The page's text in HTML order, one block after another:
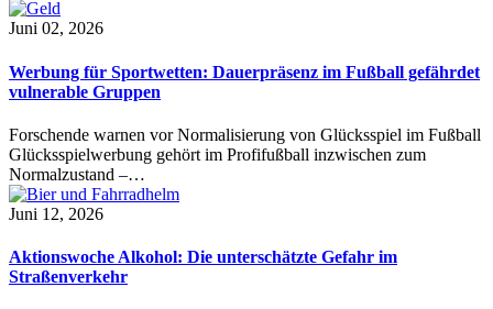
Juni 02, 2026
Werbung für Sportwetten: Dauerpräsenz im Fußball gefährdet
vulnerable Gruppen
Forschende warnen vor Normalisierung von Glücksspiel im Fußball
Glücksspielwerbung gehört im Profifußball inzwischen zum
Normalzustand –…
Juni 12, 2026
Aktionswoche Alkohol: Die unterschätzte Gefahr im
Straßenverkehr